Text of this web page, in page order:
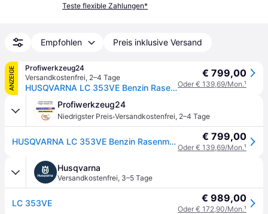
Teste flexible Zahlungen*
Empfohlen Preis inklusive Versand
ANZEIGE
Profiwerkzeug24
Versandkostenfrei, 2–4 Tage
HUSQVARNA LC 353VE Benzin Rasenmäher mit Elektrostart
€ 799,00
Oder € 139,69/Mon.¹
Profiwerkzeug24
Niedrigster Preis·Versandkostenfrei, 2–4 Tage
HUSQVARNA LC 353VE Benzin Rasenmäher mit Elektrostart € 799,00
Oder € 139,69/Mon.¹
Husqvarna
Versandkostenfrei, 3–5 Tage
LC 353VE € 989,00
Oder € 172,90/Mon.¹